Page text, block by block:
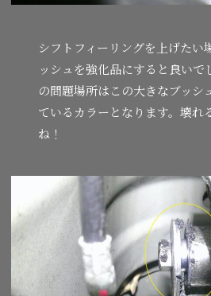
シフトフィーリングを上げたい
ッシュを強化品にすると良
の問題場所はこの大きなブッシ
ているカラーとなります。壊れ
ね！